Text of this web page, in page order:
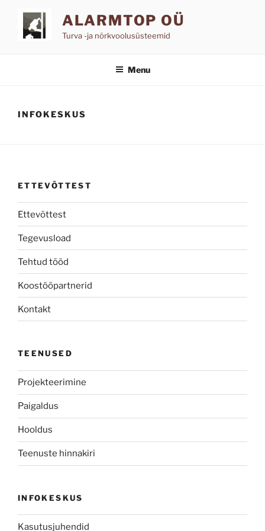
content
ALARMTOP OÜ
Turva -ja nõrkvoolusüsteemid
Menu
INFOKESKUS
ETTEVÕTTEST
Ettevõttest
Tegevusload
Tehtud tööd
Koostööpartnerid
Kontakt
TEENUSED
Projekteerimine
Paigaldus
Hooldus
Teenuste hinnakiri
INFOKESKUS
Kasutusjuhendid